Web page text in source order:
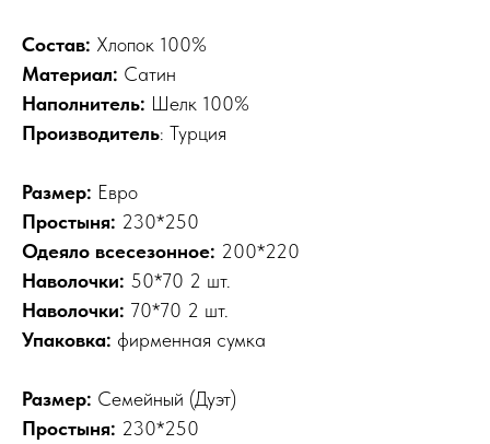
Состав: Хлопок 100%
Материал: Сатин
Наполнитель: Шелк 100%
Производитель: Турция
Размер: Евро
Простыня: 230*250
Одеяло всесезонное: 200*220
Наволочки: 50*70 2 шт.
Наволочки: 70*70 2 шт.
Упаковка: фирменная сумка
Размер: Семейный (Дуэт)
Простыня: 230*250